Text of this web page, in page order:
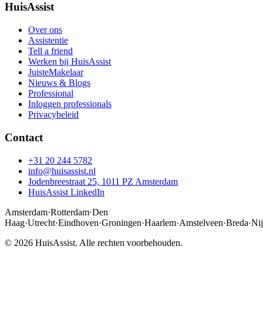
HuisAssist
Over ons
Assistentie
Tell a friend
Werken bij HuisAssist
JuisteMakelaar
Nieuws & Blogs
Professional
Inloggen professionals
Privacybeleid
Contact
+31 20 244 5782
info@huisassist.nl
Jodenbreestraat 25, 1011 PZ Amsterdam
HuisAssist LinkedIn
Amsterdam·Rotterdam·Den
Haag·Utrecht·Eindhoven·Groningen·Haarlem·Amstelveen·Breda·
© 2026 HuisAssist. Alle rechten voorbehouden.